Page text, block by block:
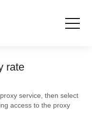
rate
service, then select
access to the proxy